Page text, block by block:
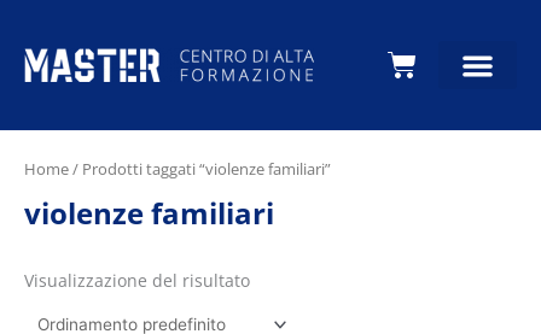
Carrello
Home/ Prodotti taggati “violenze familiari”
violenze familiari
Visualizzazione del risultato